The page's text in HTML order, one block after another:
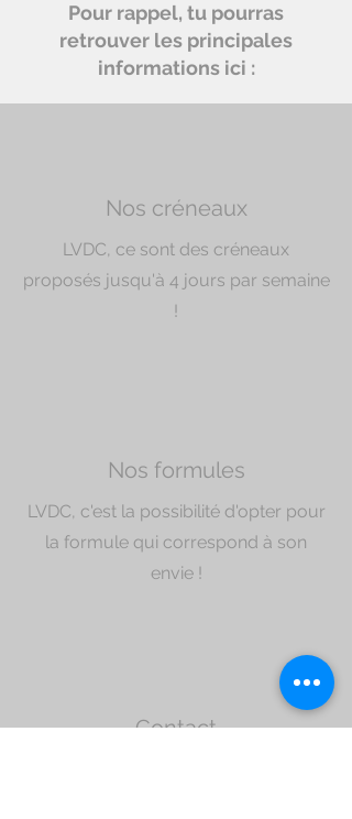
Pour rappel, tu pourras
retrouver les principales
informations ici :
Nos créneaux
LVDC, ce sont des créneaux
proposés jusqu'à 4 jours par semaine
!
Nos formules
LVDC, c'est la possibilité d'opter pour
la formule qui correspond à son
envie !
Contact